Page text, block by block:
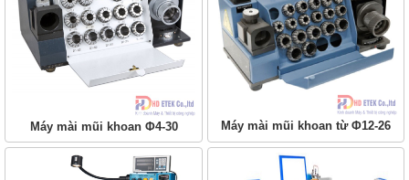
Máy mài mũi khoan Φ4-30 Máy mài mũi khoan từ Φ12-26